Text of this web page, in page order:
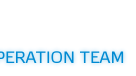
TEAM